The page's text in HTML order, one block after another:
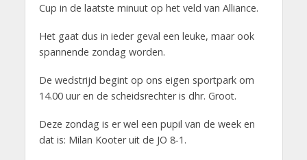
Cup in de laatste minuut op het veld van Alliance.
Het gaat dus in ieder geval een leuke, maar ook
spannende zondag worden.
De wedstrijd begint op ons eigen sportpark om
14.00 uur en de scheidsrechter is dhr. Groot.
Deze zondag is er wel een pupil van de week en
dat is: Milan Kooter uit de JO 8-1.